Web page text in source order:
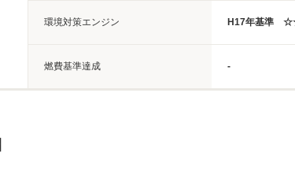
環境対策エンジン H17年基準
燃費基準達成 -